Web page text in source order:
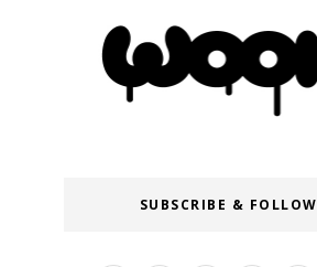
SUBSCRIBE & FOLLOW